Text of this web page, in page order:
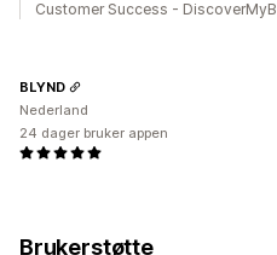
Customer Success -
BLYND
Nederland
24 dager bruker appen
Brukerstøtte